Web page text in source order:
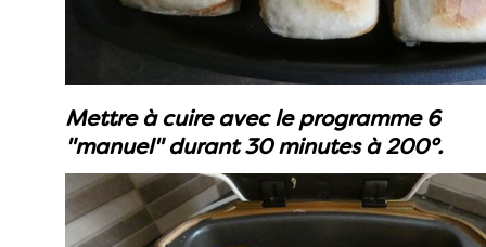
Mettre à cuire avec le programme 6
"manuel" durant 30 minutes à 200°.